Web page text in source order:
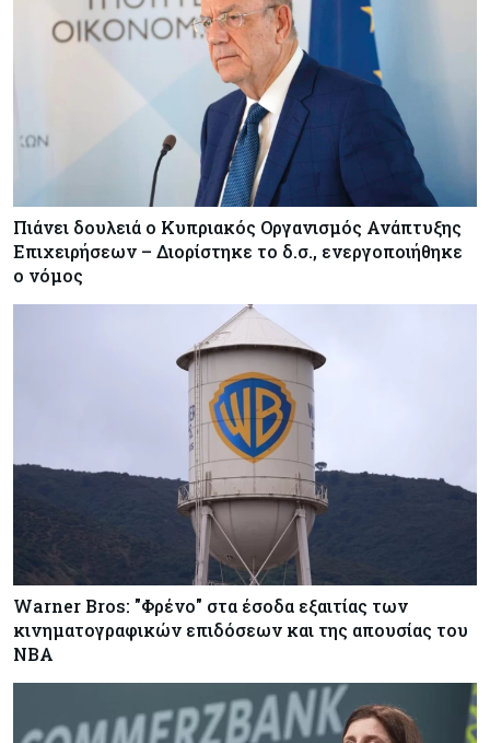
Πιάνει δουλειά ο Κυπριακός Οργανισμός Ανάπτυξης
Επιχειρήσεων – Διορίστηκε το δ.σ., ενεργοποιήθηκε
ο νόμος
Warner Bros: "Φρένο" στα έσοδα εξαιτίας των
κινηματογραφικών επιδόσεων και της απουσίας του
NBA